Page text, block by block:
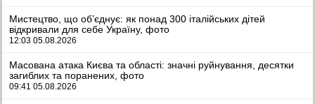
Мистецтво, що об’єднує: як понад 300 італійських дітей
відкривали для себе Україну, фото
12:03 05.08.2026
Масована атака Києва та області: значні руйнування, десятки
загиблих та поранених, фото
09:41 05.08.2026